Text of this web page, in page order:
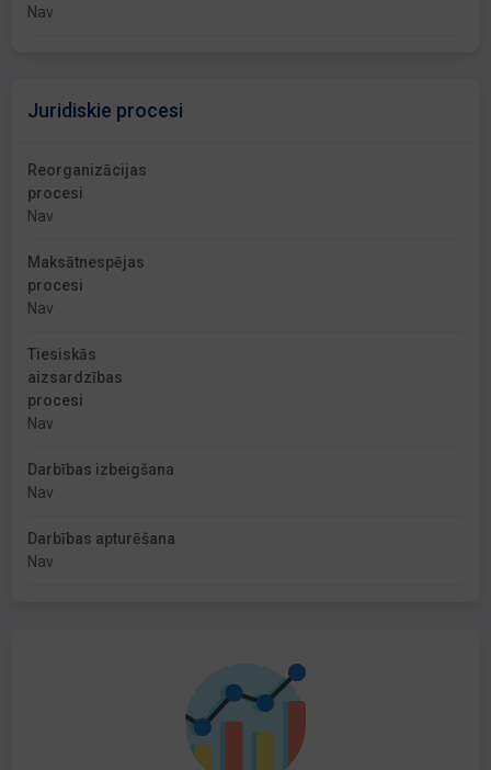
Nav
Juridiskie procesi
Reorganizācijas
procesi
Nav
Maksātnespējas
procesi
Nav
Tiesiskās
aizsardzības
procesi
Nav
Darbības izbeigšana
Nav
Darbības apturēšana
Nav